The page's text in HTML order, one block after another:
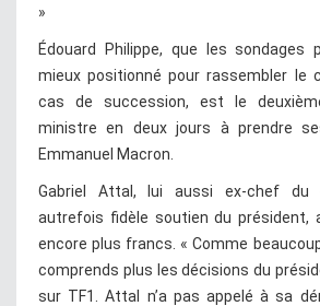
»
Édouard Philippe, que les sondages
mieux positionné pour rassembler le
cas de succession, est le
ministre en deux jours à prendre
Emmanuel Macron.
Gabriel Attal, lui aussi ex-chef du
autrefois fidèle soutien du président,
encore plus francs. « Comme
comprends plus les décisions du
sur TF1. Attal n’a pas appelé à sa